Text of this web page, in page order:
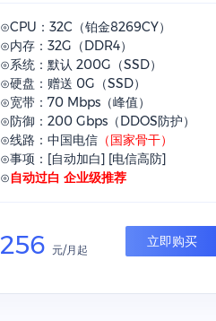
⊙CPU：32C（铂金8269CY）
⊙内存：32G（DDR4）
⊙系统：默认 200G（SSD）
⊙硬盘：赠送 0G（SSD）
⊙宽带：70 Mbps（峰值）
⊙防御：200 Gbps（DDOS防护）
⊙线路：中国电信 （国家骨干）
⊙事项：[自动加白] [电信高防]
⊙自动过白 企业级推荐
256 元/月起
立即购买